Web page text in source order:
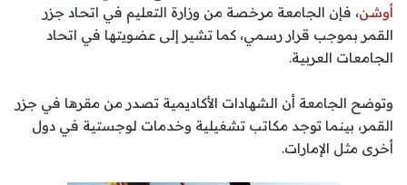
أوشن، فإن الجامعة مرخصة من وزارة التعليم في اتحاد جزر
القمر بموجب قرار رسمي، كما تشير إلى عضويتها في اتحاد
الجامعات العربية.
وتوضح الجامعة أن الشهادات الأكاديمية تصدر من مقرها في جزر
القمر، بينما توجد مكاتب تشغيلية وخدمات لوجستية في دول
أخرى مثل الإمارات.